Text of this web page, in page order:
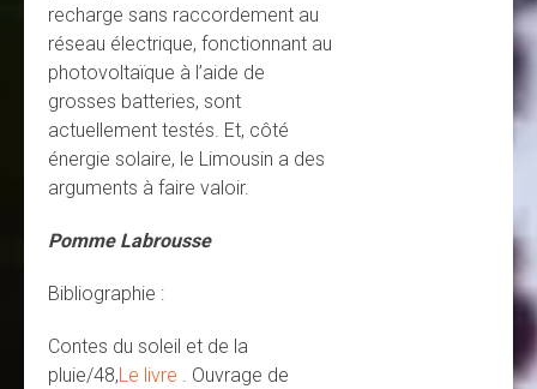
recharge sans raccordement au
réseau électrique, fonctionnant au
photovoltaïque à l’aide de
grosses batteries, sont
actuellement testés. Et, côté
énergie solaire, le Limousin a des
arguments à faire valoir.
Pomme Labrousse
Bibliographie :
Contes du soleil et de la
pluie/48,Le livre . Ouvrage de